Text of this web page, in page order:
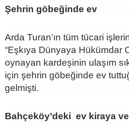
Şehrin göbeğinde ev
Arda Turan’ın tüm tücari
“Eşkıya Dünyaya Hükümdar
oynayan kardeşinin ulaşım
için şehrin göbeğinde ev
gelmişti.
Bahçeköy’deki ev kiraya